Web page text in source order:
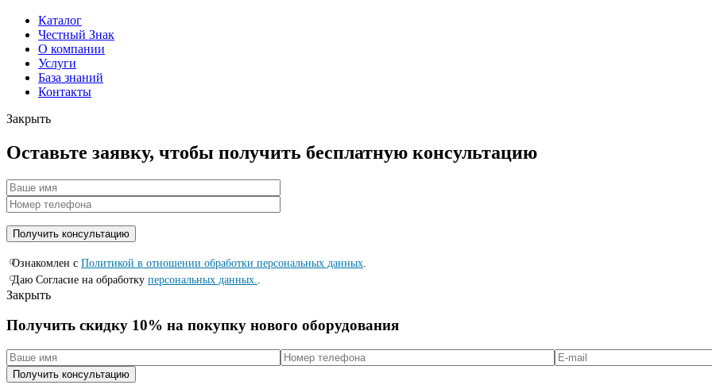
Каталог
Честный Знак
О компании
Услуги
База знаний
Контакты
Закрыть
Оставьте заявку, чтобы получить бесплатную консультацию
Ознакомлен с Политикой в отношении обработки персональных данных
Даю Согласие на обработку персональных данных.
Закрыть
Получить скидку 10% на покупку нового оборудования